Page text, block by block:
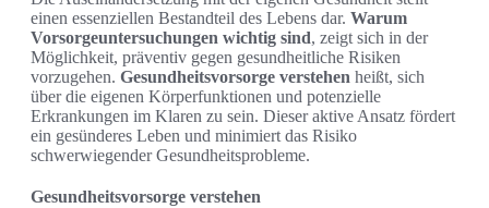
einen essenziellen Bestandteil des Lebens dar. Warum
Vorsorgeuntersuchungen wichtig sind, zeigt sich in der
Möglichkeit, präventiv gegen gesundheitliche Risiken
vorzugehen. Gesundheitsvorsorge verstehen heißt, sich
über die eigenen Körperfunktionen und potenzielle
Erkrankungen im Klaren zu sein. Dieser aktive Ansatz fördert
ein gesünderes Leben und minimiert das Risiko
schwerwiegender Gesundheitsprobleme.
Gesundheitsvorsorge verstehen